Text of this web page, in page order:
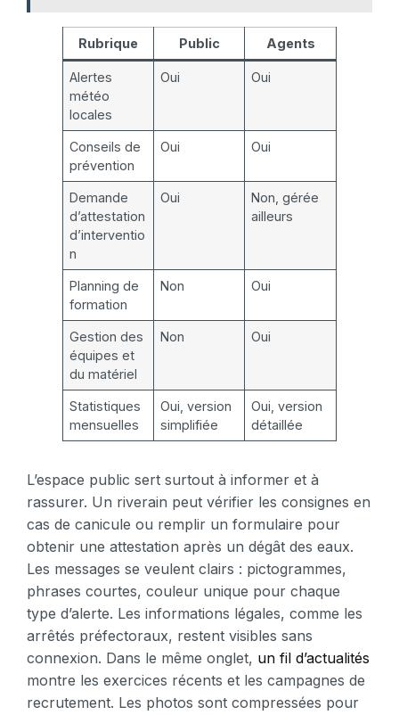
Rubrique Public Agents
Alertes
météo
locales
Oui Oui
Conseils de
prévention
Oui Oui
Demande
d’attestation
d’interventio
n
Oui
Non, gérée
ailleurs
Planning de
formation
Non Oui
Gestion des
équipes et
du matériel
Non Oui
Statistiques
mensuelles
Oui, version
simplifiée
Oui, version
détaillée
L’espace public sert surtout à informer et à
rassurer. Un riverain peut vérifier les consignes en
cas de canicule ou remplir un formulaire pour
obtenir une attestation après un dégât des eaux.
Les messages se veulent clairs : pictogrammes,
phrases courtes, couleur unique pour chaque
type d’alerte. Les informations légales, comme les
arrêtés préfectoraux, restent visibles sans
connexion. Dans le même onglet, un fil d’actualités
montre les exercices récents et les campagnes de
recrutement. Les photos sont compressées pour